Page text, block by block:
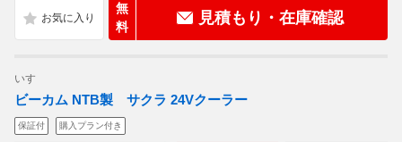
無
料
見積もり・在庫確認
いすゞ
ビーカム NTB製 サクラ 24Vクーラー
保証付 購入プラン付き